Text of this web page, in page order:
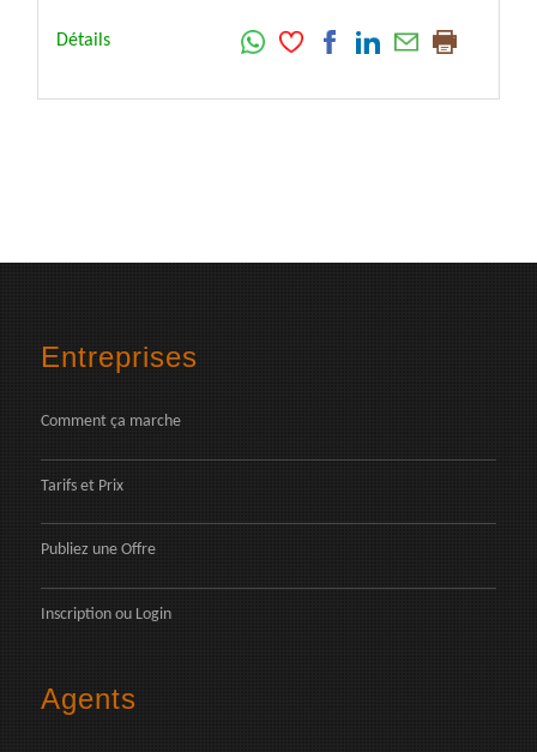
Détails
Entreprises
Comment ça marche
Tarifs et Prix
Publiez une Offre
Inscription ou Login
Agents